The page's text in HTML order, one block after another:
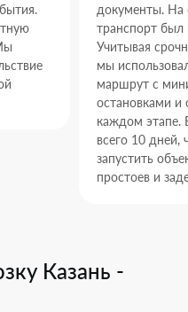
документы. На
транспорт был
Учитывая
мы
маршрут с
остановками и
каждом этапе.
всего 10 дней,
запустить
простоев и
Казань -